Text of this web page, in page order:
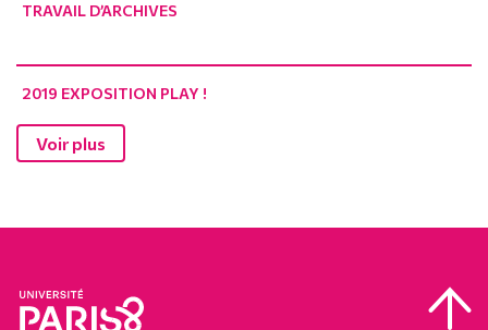
TRAVAIL D’ARCHIVES
2019 EXPOSITION PLAY !
Voir plus